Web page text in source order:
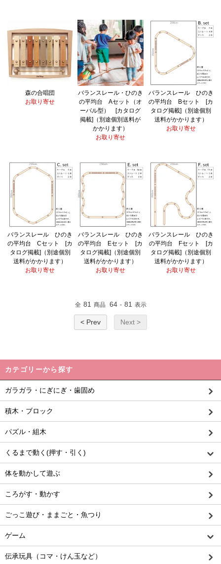
森の合唱団
お取り寄せ
バランスレール・ひのき
の平均台 Aセット（オ
ーバル型） [カタログ
掲載]（別途個別送料が
かかります）
お取り寄せ
バランスレール ひのき
の平均台 Bセット [カ
タログ掲載]（別途個別
送料がかかります）
お取り寄せ
バランスレール ひのき
の平均台 Cセット [カ
タログ掲載]（別途個別
送料がかかります）
お取り寄せ
バランスレール ひのき
の平均台 Eセット [カ
タログ掲載]（別途個別
送料がかかります）
お取り寄せ
バランスレール ひのき
の平均台 Fセット [カ
タログ掲載]（別途個別
送料がかかります）
お取り寄せ
全 81 商品 64 - 81 表示
< Prev Next >
カテゴリーから探す
ガラガラ・にぎにぎ・歯固め
積木・ブロック
パズル・組木
くるまで動く(押す・引く)
体を動かして遊ぶ
ころがす・動かす
ごっこ遊び・ままごと・魚つり
ゲーム
伝承玩具（コマ・けん玉など）